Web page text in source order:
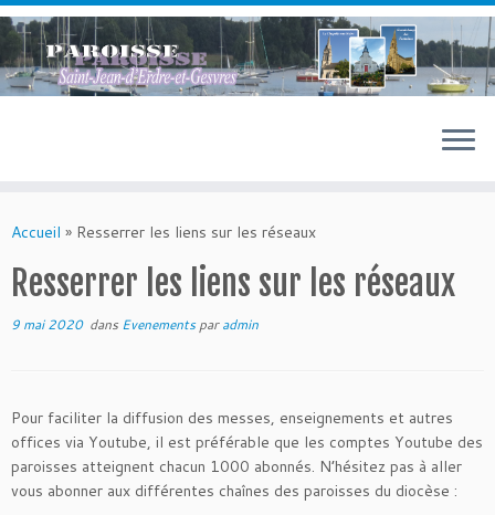
Passer
au
contenu
Accueil » Resserrer les liens sur les réseaux
Resserrer les liens sur les réseaux
9 mai 2020dans Evenementsparadmin
Pour faciliter la diffusion des messes, enseignements et autres
offices via Youtube, il est préférable que les comptes Youtube des
paroisses atteignent chacun 1000 abonnés. N’hésitez pas à aller
vous abonner aux différentes chaînes des paroisses du diocèse :